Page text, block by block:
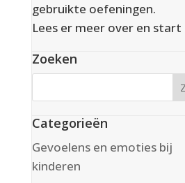
gebruikte oefeningen.
Lees er meer over en
Zoeken
Categorieën
Gevoelens en emoties bij
kinderen